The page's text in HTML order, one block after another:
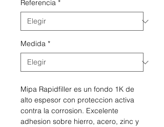
Referencia *
Medida *
Mipa Rapidfiller es un fondo 1K de
alto espesor con proteccion activa
contra la corrosion. Excelente
adhesion sobre hierro, acero, zinc y